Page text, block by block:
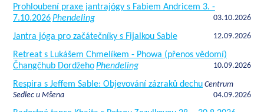
Prohloubení praxe jantrajógy s Fabiem Andricem 3. -
7.10.2026Phendeling 03.10.2026
Jantra jóga pro začátečníky s Fijalkou Sable 12.09.2026
Retreat s Lukášem Chmelíkem - Phowa (přenos vědomí)
Čhangčhub DordžehoPhendeling 10.09.2026
Respira s Jeffem Sable: Objevování zázraků dechu Centrum
Sedlec u Mšena
04.09.2026